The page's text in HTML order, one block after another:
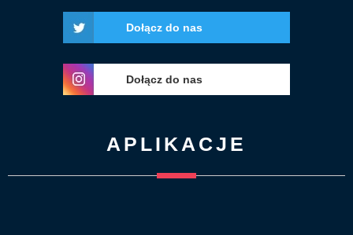
Dołącz do nas
Dołącz do nas
APLIKACJE